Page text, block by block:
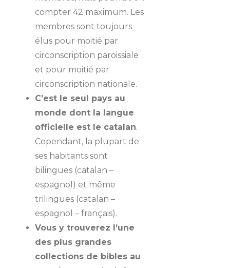
compter 42 maximum. Les
membres sont toujours
élus pour moitié par
circonscription paroissiale
et pour moitié par
circonscription nationale.
C’est le seul pays au
monde dont la langue
officielle est le catalan.
Cependant, la plupart de
ses habitants sont
bilingues (catalan –
espagnol) et même
trilingues (catalan –
espagnol – français).
Vous y trouverez l’une
des plus grandes
collections de bibles au